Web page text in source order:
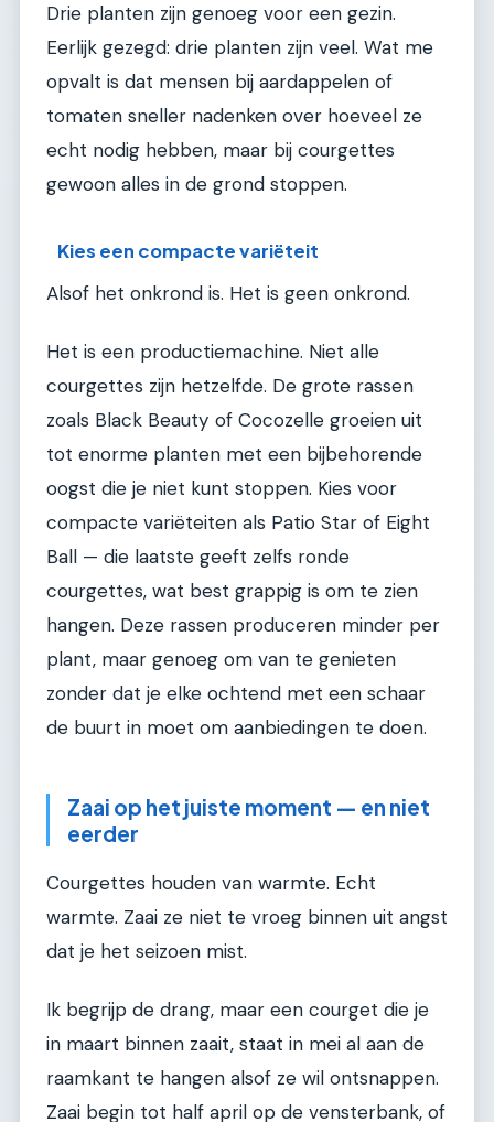
Drie planten zijn genoeg voor een gezin.
Eerlijk gezegd: drie planten zijn veel. Wat me
opvalt is dat mensen bij aardappelen of
tomaten sneller nadenken over hoeveel ze
echt nodig hebben, maar bij courgettes
gewoon alles in de grond stoppen.
Kies een compacte variëteit
Alsof het onkrond is. Het is geen onkrond.
Het is een productiemachine. Niet alle
courgettes zijn hetzelfde. De grote rassen
zoals Black Beauty of Cocozelle groeien uit
tot enorme planten met een bijbehorende
oogst die je niet kunt stoppen. Kies voor
compacte variëteiten als Patio Star of Eight
Ball — die laatste geeft zelfs ronde
courgettes, wat best grappig is om te zien
hangen. Deze rassen produceren minder per
plant, maar genoeg om van te genieten
zonder dat je elke ochtend met een schaar
de buurt in moet om aanbiedingen te doen.
Zaai op het juiste moment — en niet
eerder
Courgettes houden van warmte. Echt
warmte. Zaai ze niet te vroeg binnen uit angst
dat je het seizoen mist.
Ik begrijp de drang, maar een courget die je
in maart binnen zaait, staat in mei al aan de
raamkant te hangen alsof ze wil ontsnappen.
Zaai begin tot half april op de vensterbank, of